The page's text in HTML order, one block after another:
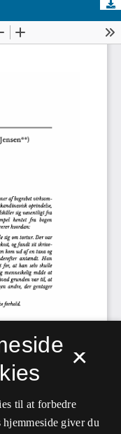
×
til at forbedre
giver du